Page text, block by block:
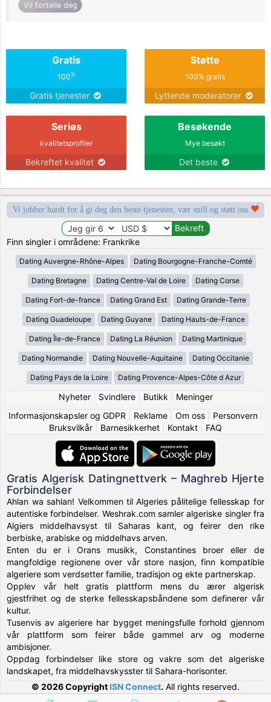
Vil fortelle deg
Gratis
100%
Gratis tjenester
Støtte
100% gratis
Lyttende moderatorer
Seriøs
kvalitetsprofiler
Bekreftet kvalitet
Besøkende
Mye besøkt
Det beste
Vi jobber hardt for å gi deg den beste tjenesten, vær snill og støtt oss
Finn singler i områdene: Frankrike
Dating Auvergne-Rhône-Alpes Dating Bourgogne-Franche-Comté
Dating Bretagne Dating Centre-Val de Loire Dating Corse
Dating Fort-de-france Dating Grand Est Dating Grande-Terre
Dating Guadeloupe Dating Guyane Dating Hauts-de-France
Dating Île-de-France Dating La Réunion Dating Martinique
Dating Normandie Dating Nouvelle-Aquitaine Dating Occitanie
Dating Pays de la Loire Dating Provence-Alpes-Côte d Azur
Nyheter| Svindlere| Butikk
Meninger
Informasjonskapsler og GDPR
Reklame| Om oss| Personvern|
Bruksvilkår
Barnesikkerhet Kontakt FAQ
Gratis Algerisk Datingnettverk – Maghreb Hjerte
Forbindelser
Ahlan wa sahlan! Velkommen til Algeries pålitelige fellesskap for
autentiske forbindelser. Weshrak.com samler algeriske singler fra
Algiers middelhavsyst til Saharas kant, og feirer den rike
berbiske, arabiske og middelhavs arven.
Enten du er i Orans musikk, Constantines broer eller de
mangfoldige regionene over vår store nasjon, finn kompatible
algeriere som verdsetter familie, tradisjon og ekte partnerskap.
Opplev vår helt gratis plattform mens du ærer algerisk
gjestfrihet og de sterke fellesskapsbåndene som definerer vår
kultur.
Tusenvis av algeriere har bygget meningsfulle forhold gjennom
vår plattform som feirer både gammel arv og moderne
ambisjoner.
Oppdag forbindelser like store og vakre som det algeriske
landskapet, fra middelhavskysster til Sahara-horisonter.
© 2026 Copyright ISN Connect. All rights reserved.